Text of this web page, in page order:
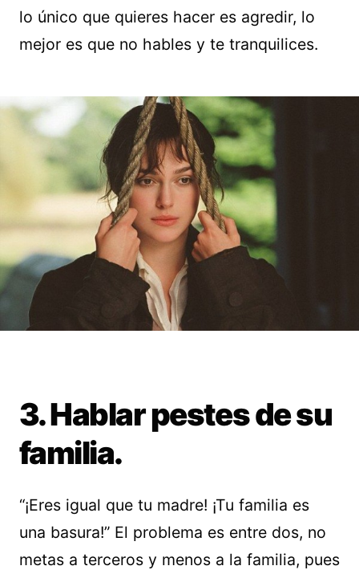
lo único que quieres hacer es agredir, lo
mejor es que no hables y te tranquilices.
3. Hablar pestes de su
familia.
“¡Eres igual que tu madre! ¡Tu familia es
una basura!” El problema es entre dos, no
metas a terceros y menos a la familia, pues